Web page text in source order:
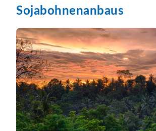
Sojabohnenanbaus